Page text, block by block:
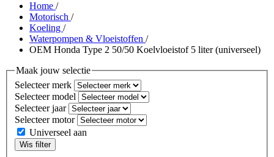
Home /
Motorisch /
Koeling /
Waterpompen & Vloeistoffen /
OEM Honda Type 2 50/50 Koelvloeistof 5 liter (universeel)
Maak jouw selectie
Selecteer merk
Selecteer model
Selecteer jaar
Selecteer motor
Universeel aan
Wis filter